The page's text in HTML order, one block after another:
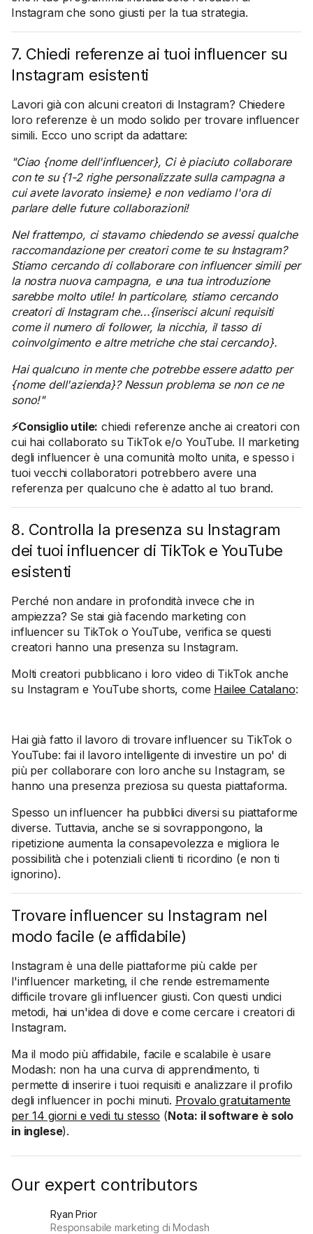
Instagram che sono giusti per la tua strategia.
7. Chiedi referenze ai tuoi influencer su
Instagram esistenti
Lavori già con alcuni creatori di Instagram? Chiedere
loro referenze è un modo solido per trovare influencer
simili. Ecco uno script da adattare:
"Ciao {nome dell'influencer}, Ci è piaciuto collaborare
con te su {1-2 righe personalizzate sulla campagna a
cui avete lavorato insieme} e non vediamo l'ora di
parlare delle future collaborazioni!
Nel frattempo, ci stavamo chiedendo se avessi qualche
raccomandazione per creatori come te su Instagram?
Stiamo cercando di collaborare con influencer simili per
la nostra nuova campagna, e una tua introduzione
sarebbe molto utile! In particolare, stiamo cercando
creatori di Instagram che...{inserisci alcuni requisiti
come il numero di follower, la nicchia, il tasso di
coinvolgimento e altre metriche che stai cercando}.
Hai qualcuno in mente che potrebbe essere adatto per
{nome dell'azienda}? Nessun problema se non ce ne
sono!"
⚡Consiglio utile: chiedi referenze anche ai creatori con
cui hai collaborato su TikTok e/o YouTube. Il marketing
degli influencer è una comunità molto unita, e spesso i
tuoi vecchi collaboratori potrebbero avere una
referenza per qualcuno che è adatto al tuo brand.
8. Controlla la presenza su Instagram
dei tuoi influencer di TikTok e YouTube
esistenti
Perché non andare in profondità invece che in
ampiezza? Se stai già facendo marketing con
influencer su TikTok o YouTube, verifica se questi
creatori hanno una presenza su Instagram.
Molti creatori pubblicano i loro video di TikTok anche
su Instagram e YouTube shorts, come Hailee Catalano:
Hai già fatto il lavoro di trovare influencer su TikTok o
YouTube: fai il lavoro intelligente di investire un po' di
più per collaborare con loro anche su Instagram, se
hanno una presenza preziosa su questa piattaforma.
Spesso un influencer ha pubblici diversi su piattaforme
diverse. Tuttavia, anche se si sovrappongono, la
ripetizione aumenta la consapevolezza e migliora le
possibilità che i potenziali clienti ti ricordino (e non ti
ignorino).
Trovare influencer su Instagram nel
modo facile (e affidabile)
Instagram è una delle piattaforme più calde per
l'influencer marketing, il che rende estremamente
difficile trovare gli influencer giusti. Con questi undici
metodi, hai un'idea di dove e come cercare i creatori di
Instagram.
Ma il modo più affidabile, facile e scalabile è usare
Modash: non ha una curva di apprendimento, ti
permette di inserire i tuoi requisiti e analizzare il profilo
degli influencer in pochi minuti. Provalo gratuitamente
per 14 giorni e vedi tu stesso (Nota: il software è solo
in inglese).
Our expert contributors
Ryan Prior
Responsabile marketing di Modash